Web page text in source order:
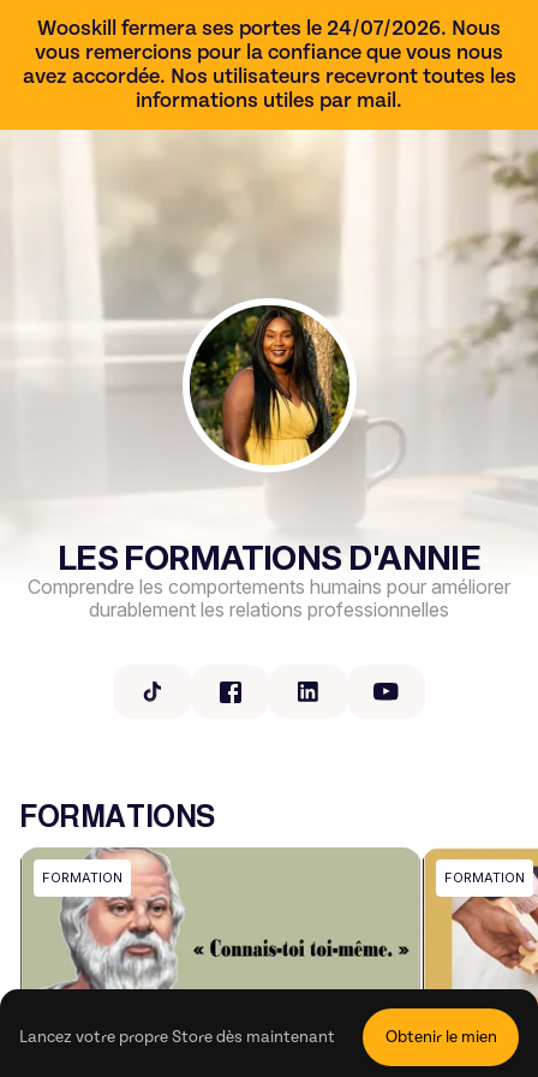
Wooskill fermera ses portes le 24/07/2026. Nous
vous remercions pour la confiance que vous nous
avez accordée. Nos utilisateurs recevront toutes les
informations utiles par mail.
LES FORMATIONS D'ANNIE
Comprendre les comportements humains pour améliorer
durablement les relations professionnelles
FORMATIONS
FORMATION FORMATION
Lancez votre propre Store dès maintenant Obtenir le mien